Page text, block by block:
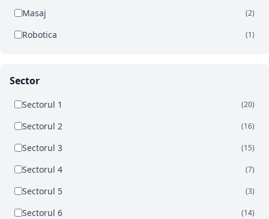
Masaj (2)
Robotica (1)
Sector
Sectorul 1 (20)
Sectorul 2 (16)
Sectorul 3 (15)
Sectorul 4 (7)
Sectorul 5 (3)
Sectorul 6 (14)